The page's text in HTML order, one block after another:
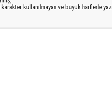
kullanılmayan ve büyük harflerle